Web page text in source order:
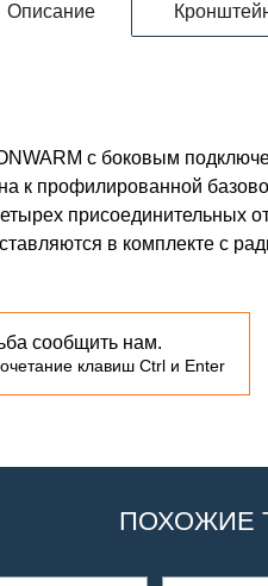
Описание
с боковым
к профилированной
присоединительных
в комплекте с
сообщить нам.
клавиш Ctrl и Enter
ПОХОЖИЕ